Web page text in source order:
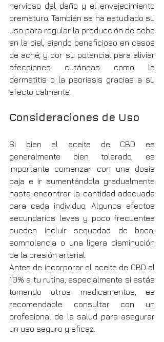
nervioso del daño y el envejecimiento
prematuro. También se ha estudiado su
uso para regular la producción de sebo
en la piel, siendo beneficioso en casos
de acné, y por su potencial para aliviar
afecciones cutáneas como la
dermatitis o la psoriasis gracias a su
efecto calmante.
Consideraciones de Uso
Si bien el aceite de CBD es
generalmente bien tolerado, es
importante comenzar con una dosis
baja e ir aumentándola gradualmente
hasta encontrar la cantidad adecuada
para cada individuo. Algunos efectos
secundarios leves y poco frecuentes
pueden incluir sequedad de boca,
somnolencia o una ligera disminución
de la presión arterial.
Antes de incorporar el aceite de CBD al
10% a tu rutina, especialmente si estás
tomando otros medicamentos, es
recomendable consultar con un
profesional de la salud para asegurar
un uso seguro y eficaz.